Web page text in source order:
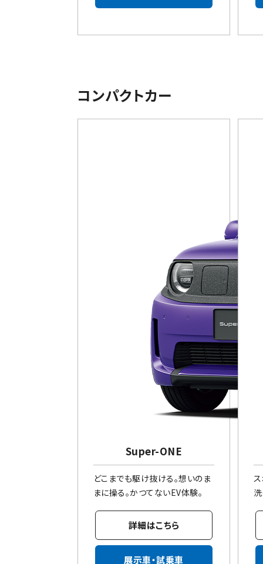
コンパクトカー
Super-ONE
どこまでも駆け抜ける。想いのま
まに操る。かつてないEV体験。
詳細はこちら
展示車・試乗車